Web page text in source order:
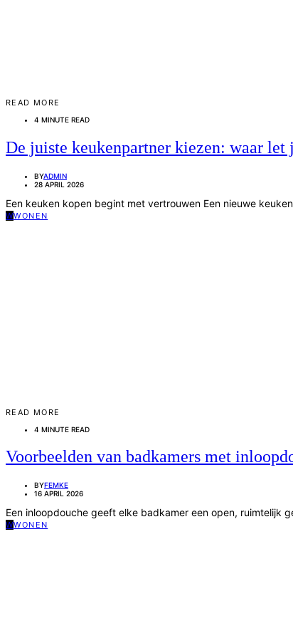
READ MORE
4 MINUTE READ
De juiste keukenpartner kiezen: waar let
BYADMIN
28 APRIL 2026
Een keuken kopen begint met vertrouwen Een nieuwe
WWONEN
READ MORE
4 MINUTE READ
Voorbeelden van badkamers met
BYFEMKE
16 APRIL 2026
Een inloopdouche geeft elke badkamer een open, ruimtelijk
WWONEN